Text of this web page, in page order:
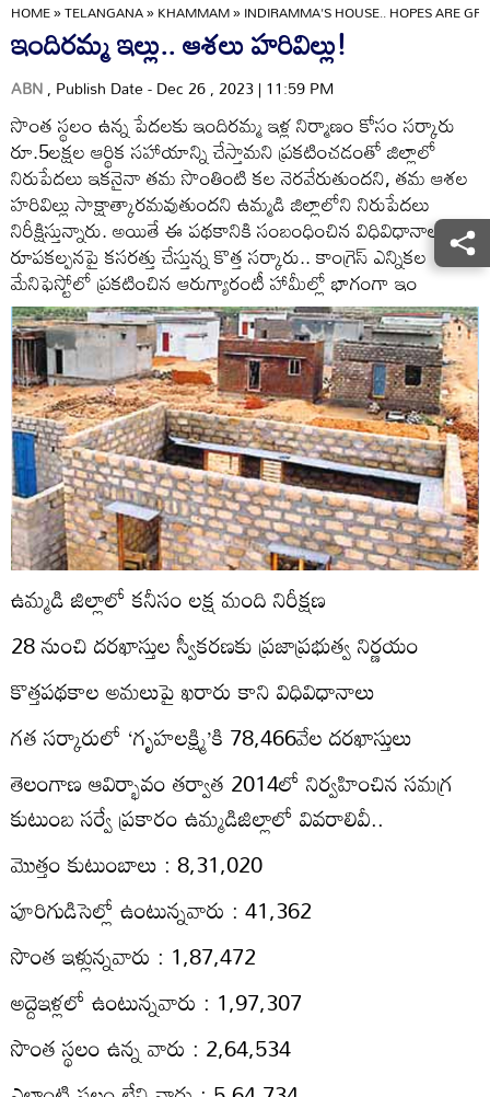
HOME»TELANGANA»KHAMMAM»INDIRAMMA'S HOUSE.. HOPES ARE
ఇందిరమ్మ ఇల్లు.. ఆశలు హరివిల్లు!
ABN, Publish Date - Dec 26 , 2023 | 11:59 PM
సొంత స్థలం ఉన్న పేదలకు ఇందిరమ్మ ఇళ్ల నిర్మాణం కోసం సర్కారు
రూ.5లక్షల ఆర్థిక సహాయాన్ని చేస్తామని ప్రకటించడంతో జిల్లాలో
నిరుపేదలు ఇకనైనా తమ సొంతింటి కల నెరవేరుతుందని, తమ ఆశల
హరివిల్లు సాక్షాత్కారమవుతుందని ఉమ్మడి జిల్లాలోని నిరుపేదలు
నిరీక్షిస్తున్నారు. అయితే ఈ పథకానికి సంబంధించిన విధివిధానాల
రూపకల్పనపై కసరత్తు చేస్తున్న కొత్త సర్కారు.. కాంగ్రెస్‌ ఎన్నికల
మేనిఫెస్టోలో ప్రకటించిన ఆరుగ్యారంటీ హామీల్లో భాగంగా ఇం
ఉమ్మడి జిల్లాలో కనీసం లక్ష మంది నిరీక్షణ
28 నుంచి దరఖాస్తుల స్వీకరణకు ప్రజాప్రభుత్వ నిర్ణయం
కొత్తపథకాల అమలుపై ఖరారు కాని విధివిధానాలు
గత సర్కారులో ‘గృహలక్ష్మి’కి 78,466వేల దరఖాస్తులు
తెలంగాణ ఆవిర్భావం తర్వాత 2014లో నిర్వహించిన సమగ్ర
కుటుంబ సర్వే ప్రకారం ఉమ్మడిజిల్లాలో వివరాలివీ..
మొత్తం కుటుంబాలు : 8,31,020
పూరిగుడిసెల్లో ఉంటున్నవారు : 41,362
సొంత ఇళ్లున్నవారు : 1,87,472
అద్దెఇళ్లలో ఉంటున్నవారు : 1,97,307
సొంత స్థలం ఉన్న వారు : 2,64,534